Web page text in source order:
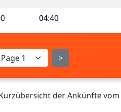
04:40
>
der Ankünfte